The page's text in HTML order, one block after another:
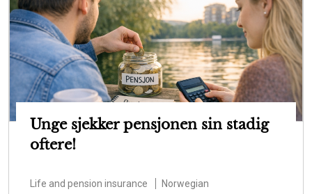
Unge sjekker pensjonen sin stadig
oftere!
Life and pension insurance Norwegian